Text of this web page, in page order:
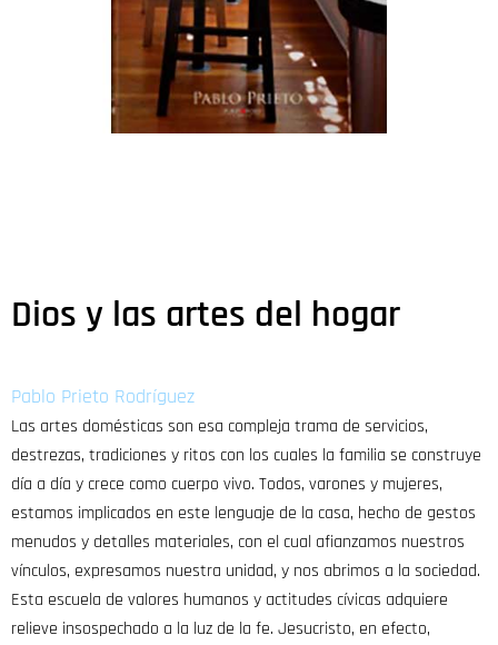
Dios y las artes del hogar
Pablo Prieto Rodríguez
Las artes domésticas son esa compleja trama de servicios,
destrezas, tradiciones y ritos con los cuales la familia se construye
día a día y crece como cuerpo vivo. Todos, varones y mujeres,
estamos implicados en este lenguaje de la casa, hecho de gestos
menudos y detalles materiales, con el cual afianzamos nuestros
vínculos, expresamos nuestra unidad, y nos abrimos a la sociedad.
Esta escuela de valores humanos y actitudes cívicas adquiere
relieve insospechado a la luz de la fe. Jesucristo, en efecto,